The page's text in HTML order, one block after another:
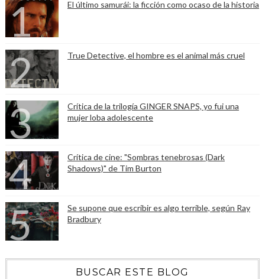
El último samurái: la ficción como ocaso de la historia
True Detective, el hombre es el animal más cruel
Crítica de la trilogía GINGER SNAPS, yo fui una
mujer loba adolescente
Crítica de cine: "Sombras tenebrosas (Dark
Shadows)" de Tim Burton
Se supone que escribir es algo terrible, según Ray
Bradbury
BUSCAR ESTE BLOG